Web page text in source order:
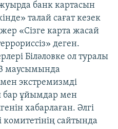
банк картасын
талай сағат кезек
«Сізге карта жасай
деген.
Біләловке ол туралы
маусымында
экстремизмді
бар ұйымдар мен
хабарлаған. Әлгі
сайтында